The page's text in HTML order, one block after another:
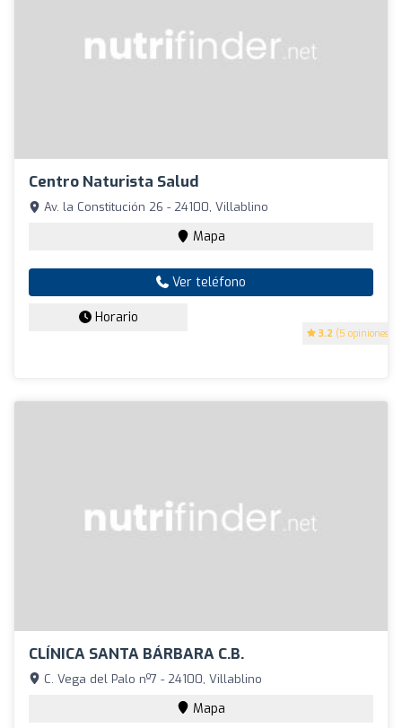
Centro Naturista Salud
3.2 (5 opiniones)
Av. la Constitución 26 - 24100, Villablino
Mapa
Ver teléfono
Horario
CLÍNICA SANTA BÁRBARA C.B.
C. Vega del Palo nº7 - 24100, Villablino
Mapa